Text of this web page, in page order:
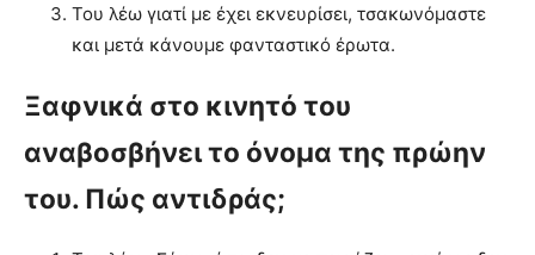
Του λέω γιατί με έχει εκνευρίσει, τσακωνόμαστε
και μετά κάνουμε φανταστικό έρωτα.
Ξαφνικά στο κινητό του
αναβοσβήνει το όνομα της πρώην
του. Πώς αντιδράς;